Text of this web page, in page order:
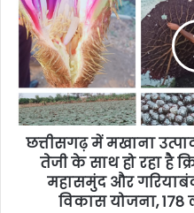
छत्तीसगढ़ में मखाना
तेजी के साथ हो रहा है
महासमुंद और
विकास योजना, 178